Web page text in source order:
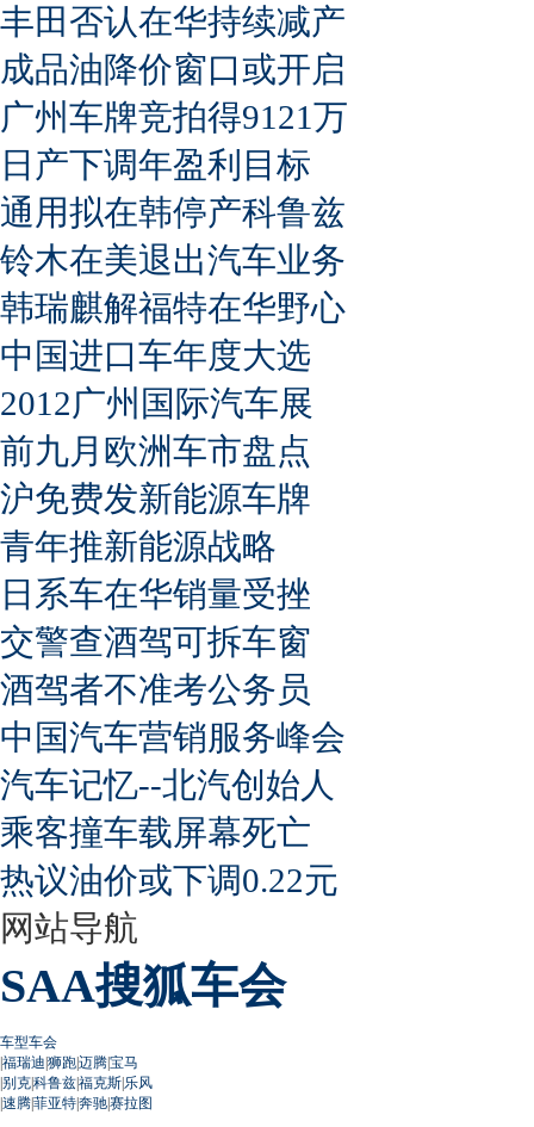
丰田否认在华持续减产
成品油降价窗口或开启
广州车牌竞拍得9121万
日产下调年盈利目标
通用拟在韩停产科鲁兹
铃木在美退出汽车业务
韩瑞麒解福特在华野心
中国进口车年度大选
2012广州国际汽车展
前九月欧洲车市盘点
沪免费发新能源车牌
青年推新能源战略
日系车在华销量受挫
交警查酒驾可拆车窗
酒驾者不准考公务员
中国汽车营销服务峰会
汽车记忆--北汽创始人
乘客撞车载屏幕死亡
热议油价或下调0.22元
网站导航
SAA搜狐车会
车型车会
|福瑞迪|狮跑|迈腾|宝马
|别克|科鲁兹|福克斯|乐风
|速腾|菲亚特|奔驰|赛拉图